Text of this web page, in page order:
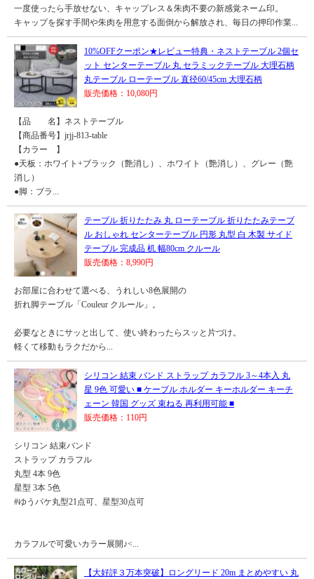
一度使ったら手放せない、キャップレス＆朱肉不要の新感覚ネーム印。
キャップを探す手間や朱肉を用意する面倒から解放され、毎日の押印作業...
10%OFFクーポン★レビュー特典・ネストテーブル 2個セ
ット センターテーブル 丸 セラミックテーブル 大理石柄
丸テーブル ローテーブル 直径60/45cm 大理石柄
販売価格：10,080円
【品 名】ネストテーブル
【商品番号】jrjj-813-table
【カラー 】
●天板：ホワイト+ブラック（艶消し）、ホワイト（艶消し）、グレー（艶
消し）
●脚：ブラ...
テーブル 折りたたみ 丸 ローテーブル 折りたたみテーブ
ル おしゃれ センターテーブル 円形 丸型 白 木製 サイド
テーブル 完成品 机 幅80cm クルール
販売価格：8,990円
お部屋に合わせて選べる、うれしい8色展開の
折れ脚テーブル「Couleur クルール」。
必要なときにサッと出して、使い終わったらスッと片づけ。
軽くて移動もラクだから...
シリコン 結束 バンド ストラップ カラフル 3～4本入 丸
星 9色 可愛い ■ ケーブル ホルダー キーホルダー キーチ
ェーン 韓国 グッズ 束ねる 再利用可能 ■
販売価格：110円
シリコン 結束バンド
ストラップ カラフル
丸型 4本 9色
星型 3本 5色
#ゆうパケ丸型21点可、星型30点可
カラフルで可愛いカラー展開♪<...
【大好評３万本突破】ロングリード 20m まとめやすい 丸